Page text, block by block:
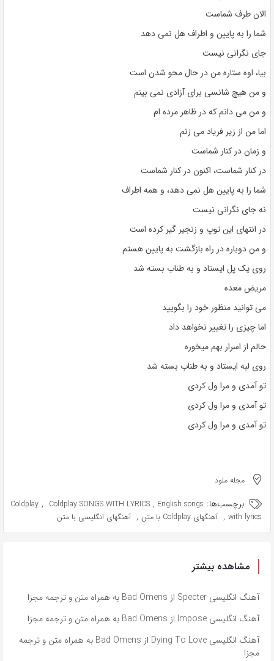
الان طرف شماست
شما را به پایین و اطراف هل نمی دهد
جای نگرانی نیست
بیا، اوه ستاره من در حال محو شدن است
و من هیچ شانسی برای آزادی نمی بینم
و من می دانم که در ظاهر مرده ام
اما من از زیر فریاد می زنم
و زمان در کنار شماست
در کنار شماست، اکنون در کنار شماست
شما را به پایین هل نمی دهد، و همه اطراف
نه جای نگرانی نیست
در انتهای این توپ و زنجیر گیر کرده است
و من دوباره در راه بازگشت به پایین هستم
روی یک پل ایستاد و به طناب بسته شد
مریض معده
می توانید منظور خود را بگویید
اما چیزی را تغییر نخواهد داد
حالم از اسرار بهم میخوره
روی لبه ایستاد و به طناب بسته شد
تو آمدی و مرا ول کردی
تو آمدی و مرا ول کردی
تو آمدی و مرا ول کردی
مجله ملود
برچسب‌ها: Coldplay , Coldplay SONGS WITH LYRICS , English songs
with lyrics
, آهنگهای Coldplay با متن , آهنگهای انگلیسی با متن
مشاهده بیشتر
آهنگ انگلیسی Specter از Bad Omens به همراه متن و ترجمه مجزا
آهنگ انگلیسی Impose از Bad Omens به همراه متن و ترجمه مجزا
آهنگ انگلیسی Dying To Love از Bad Omens به همراه متن و ترجمه
مجزا